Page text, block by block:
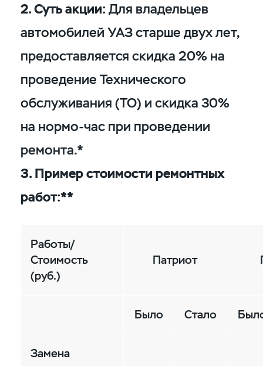
2. Суть акции: Для владельцев
автомобилей УАЗ старше двух лет,
предоставляется скидка 20% на
проведение Технического
обслуживания (ТО) и скидка 30%
на нормо-час при проведении
ремонта.*
3. Пример стоимости ремонтных
работ:**
Работы/
Стоимость
(руб.)
Патриот
Было Cтало
Замена